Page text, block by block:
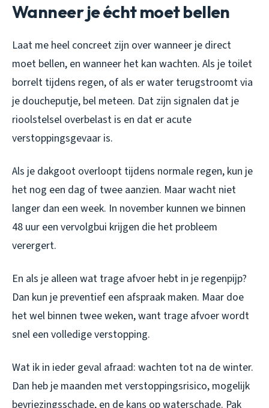
Wanneer je écht moet bellen
Laat me heel concreet zijn over wanneer je direct
moet bellen, en wanneer het kan wachten. Als je toilet
borrelt tijdens regen, of als er water terugstroomt via
je doucheputje, bel meteen. Dat zijn signalen dat je
rioolstelsel overbelast is en dat er acute
verstoppingsgevaar is.
Als je dakgoot overloopt tijdens normale regen, kun je
het nog een dag of twee aanzien. Maar wacht niet
langer dan een week. In november kunnen we binnen
48 uur een vervolgbui krijgen die het probleem
verergert.
En als je alleen wat trage afvoer hebt in je regenpijp?
Dan kun je preventief een afspraak maken. Maar doe
het wel binnen twee weken, want trage afvoer wordt
snel een volledige verstopping.
Wat ik in ieder geval afraad: wachten tot na de winter.
Dan heb je maanden met verstoppingsrisico, mogelijk
bevriezingsschade, en de kans op waterschade. Pak